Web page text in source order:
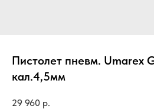
Пистолет пневм. Umarex
кал.4,5мм
29 960 р.